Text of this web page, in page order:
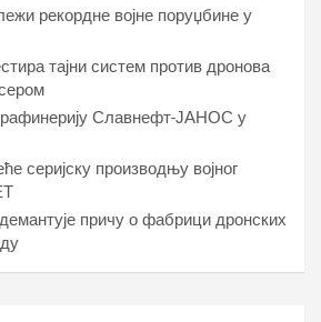
рекордне војне поруџбине у
тајни систем против дронова
рафинерију Славнефт-ЈАНОС у
серијску производњу војног
причу о фабрици дронских